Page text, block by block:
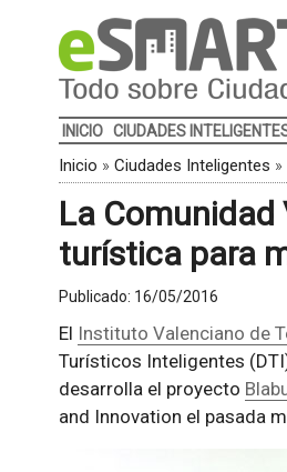
INICIO CIUDADES
Inicio » Ciudades Inteligentes »
La
turística para
Publicado: 16/05/2016
El Instituto Valenciano de
Turísticos Inteligentes
desarrolla el proyecto
and Innovation el pasada